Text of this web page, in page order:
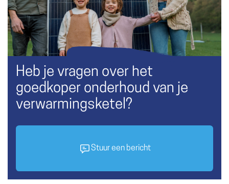
Heb je vragen over het
goedkoper onderhoud van je
verwarmingsketel?
Stuur een bericht